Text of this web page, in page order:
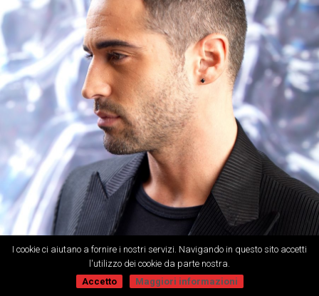
I cookie ci aiutano a fornire i nostri servizi. Navigando in questo sito accetti
l'utilizzo dei cookie da parte nostra.
Accetto
Maggiori informazioni